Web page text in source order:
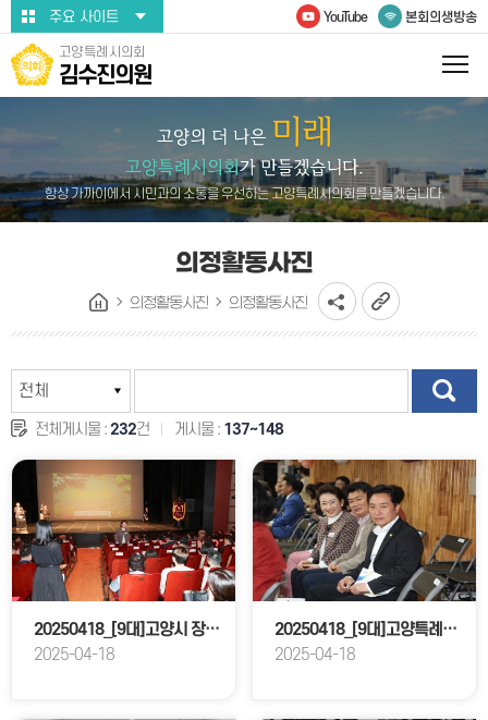
본문바로가기주요 사이트 YouTube 본회의생방송
고양특례시의회
김수진의원
항상 가까이에서 시민과의 소통을 우선하는 고양특례시의회를 만들겠습니다.
의정활동사진
의정활동사진 의정활동사진
전체게시물 : 232건 게시물 : 137~148
20250418_[9대]고양시 장애인 어울림한마당
2025-04-18
20250418_[9대]고양특례시장컵 제30회 홀트전국휠체어농구대회
2025-04-18